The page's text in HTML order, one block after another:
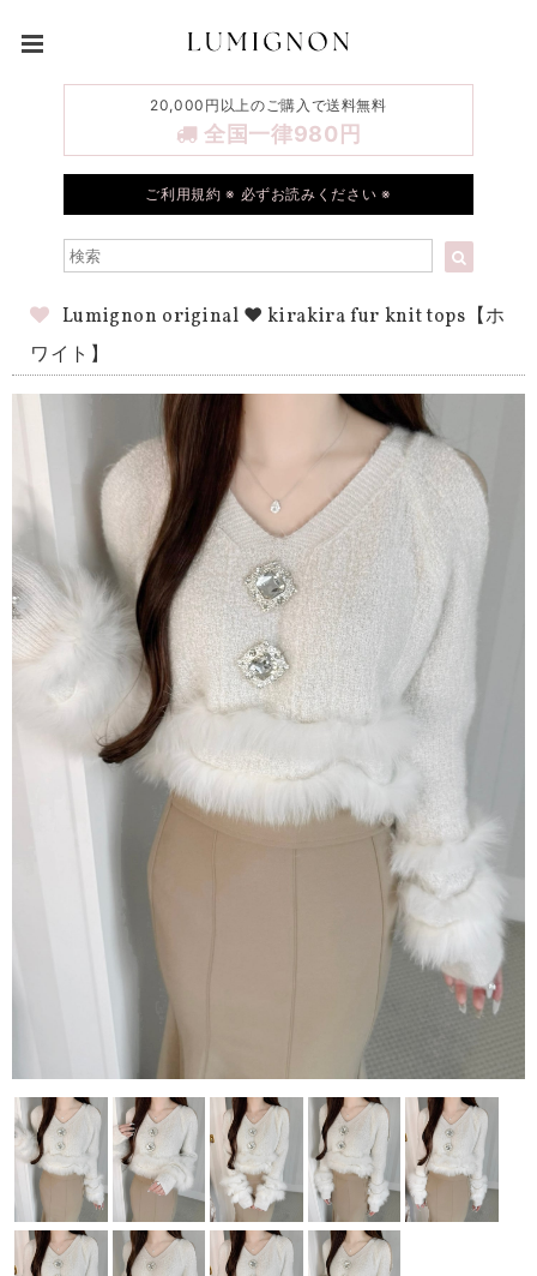
20,000円以上のご購入で送料無料
全国一律980円
ご利用規約 ※ 必ずお読みください ※
Lumignon original ♥ kirakira fur knit tops【ホ
ワイト】